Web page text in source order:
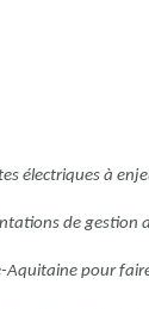
électriques à
de gestion
pour